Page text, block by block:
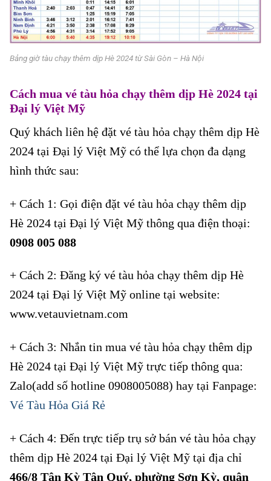
Bảng giờ tàu chạy thêm dịp Hè 2024 từ Sài Gòn – Hà Nội
Cách mua vé tàu hỏa chạy thêm dịp Hè 2024 tại
Đại lý Việt Mỹ
Quý khách liên hệ đặt vé tàu hỏa chạy thêm dịp Hè
2024 tại Đại lý Việt Mỹ có thể lựa chọn đa dạng
hình thức sau:
+ Cách 1: Gọi điện đặt vé tàu hỏa chạy thêm dịp
Hè 2024 tại Đại lý Việt Mỹ thông qua điện thoại:
0908 005 088
+ Cách 2: Đăng ký vé tàu hỏa chạy thêm dịp Hè
2024 tại Đại lý Việt Mỹ online tại website:
www.vetauvietnam.com
+ Cách 3: Nhắn tin mua vé tàu hỏa chạy thêm dịp
Hè 2024 tại Đại lý Việt Mỹ trực tiếp thông qua:
Zalo(add số hotline 0908005088) hay tại Fanpage:
Vé Tàu Hỏa Giá Rẻ
+ Cách 4: Đến trực tiếp trụ sở bán vé tàu hỏa chạy
thêm dịp Hè 2024 tại Đại lý Việt Mỹ tại địa chỉ
466/8 Tân Kỳ Tân Quý, phường Sơn Kỳ, quận